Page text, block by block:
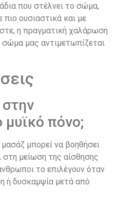
που στέλνει το σώμα,
ουσιαστικά και με
η πραγματική χαλάρωση
σώμα μας αντιμετωπίζεται
πόνο;
μπορεί να βοηθήσει
μείωση της αίσθησης
το επιλέγουν όταν
ή δυσκαμψία μετά από